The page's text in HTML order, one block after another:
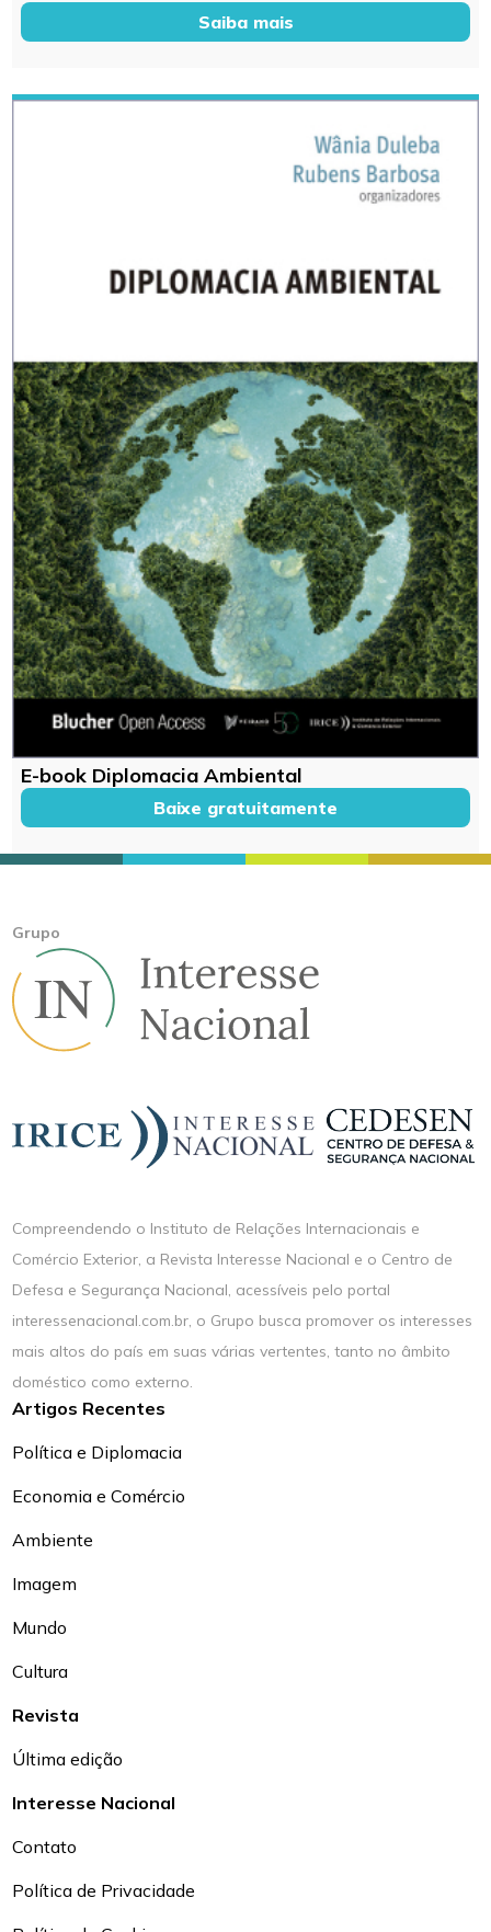
Saiba mais
E-book Diplomacia Ambiental
Baixe gratuitamente
Grupo
Compreendendo o Instituto de Relações Internacionais e
Comércio Exterior, a Revista Interesse Nacional e o Centro de
Defesa e Segurança Nacional, acessíveis pelo portal
interessenacional.com.br, o Grupo busca promover os interesses
mais altos do país em suas várias vertentes, tanto no âmbito
doméstico como externo.
Artigos Recentes
Política e Diplomacia
Economia e Comércio
Ambiente
Imagem
Mundo
Cultura
Revista
Última edição
Interesse Nacional
Contato
Política de Privacidade